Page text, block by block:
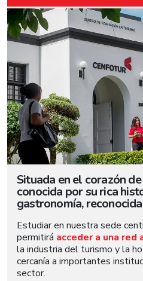
Situada en el corazón
conocida por su rica
gastronomía,
Estudiar en nuestra sede
permitirá acceder a una
la industria del turismo y la
cercanía a importantes
sector.